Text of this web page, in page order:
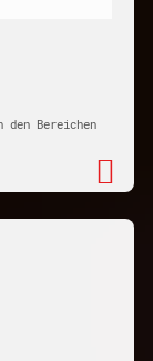
den Bereichen